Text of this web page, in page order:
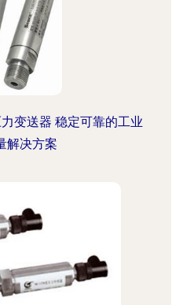
变送器 稳定可靠的工业
解决方案